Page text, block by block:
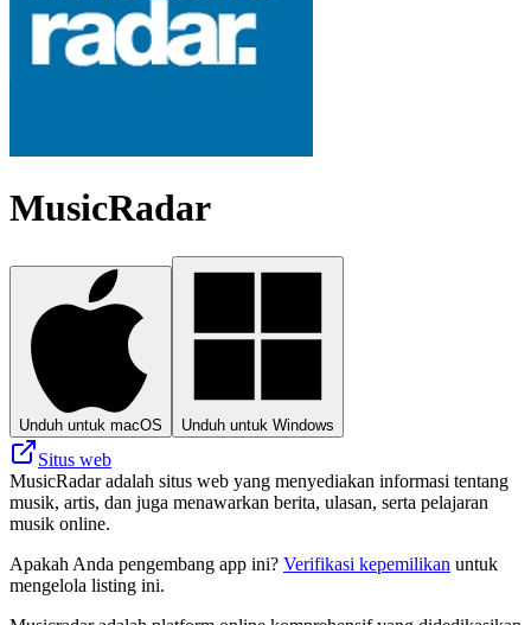
MusicRadar
Unduh untuk macOS Unduh untuk Windows
Situs web
MusicRadar adalah situs web yang menyediakan informasi tentang
musik, artis, dan juga menawarkan berita, ulasan, serta pelajaran
musik online.
Apakah Anda pengembang app ini? Verifikasi kepemilikan untuk
mengelola listing ini.